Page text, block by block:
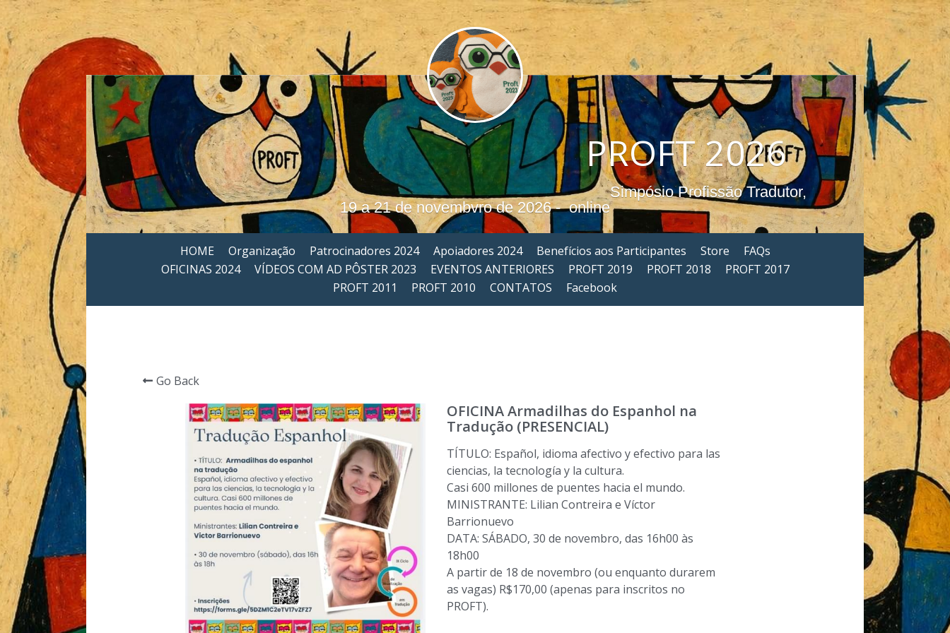
                                              PROFT 2026
                                                                                                               Simpósio Profissão Tradutor,
19 a 21 de novembvro de 2026 -  online
HOME Organização Patrocinadores 2024 Apoiadores 2024 Benefícios aos Participantes Store
FAQs
OFICINAS 2024
VÍDEOS COM AD PÔSTER 2023 EVENTOS ANTERIORES PROFT 2019 PROFT 2018
PROFT 2017
PROFT 2011
PROFT 2010 CONTATOS Facebook
Go Back
OFICINA Armadilhas do Espanhol na
Tradução (PRESENCIAL)
TÍTULO: Español, idioma afectivo y efectivo para las
ciencias, la tecnología y la cultura.
Casi 600 millones de puentes hacia el mundo.
MINISTRANTE: Lilian Contreira e Víctor
Barrionuevo
DATA: SÁBADO, 30 de novembro, das 16h00 às
18h00
A partir de 18 de novembro (ou enquanto durarem
as vagas) R$170,00 (apenas para inscritos no
PROFT).